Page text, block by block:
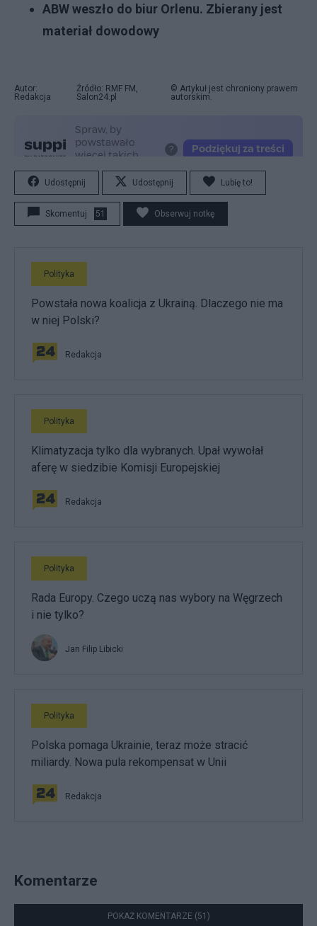
ABW weszło do biur Orlenu. Zbierany jest
materiał dowodowy
Autor:
Redakcja
Źródło: RMF FM,
Salon24.pl
© Artykuł jest chroniony prawem
autorskim.
Udostępnij Udostępnij Lubię to!
Skomentuj 51 Obserwuj notkę
Polityka
Powstała nowa koalicja z Ukrainą. Dlaczego nie ma
w niej Polski?
Redakcja
Polityka
Klimatyzacja tylko dla wybranych. Upał wywołał
aferę w siedzibie Komisji Europejskiej
Redakcja
Polityka
Rada Europy. Czego uczą nas wybory na Węgrzech
i nie tylko?
Jan Filip Libicki
Polityka
Polska pomaga Ukrainie, teraz może stracić
miliardy. Nowa pula rekompensat w Unii
Redakcja
Komentarze
POKAŻ KOMENTARZE (51)